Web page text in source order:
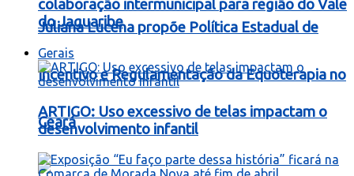
Juliana Lucena propõe Política Estadual de
Incentivo e Regulamentação da Equoterapia no
Ceará
colaboração intermunicipal para região do Vale
do Jaguaribe
Gerais
ARTIGO: Uso excessivo de telas impactam o
desenvolvimento infantil